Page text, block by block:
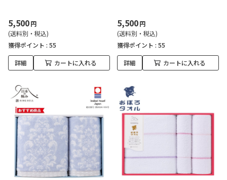
5,500円
(送料別・税込)
獲得ポイント : 55
詳細 カートに入れる
5,500円
(送料別・税込)
獲得ポイント : 55
詳細 カートに入れる